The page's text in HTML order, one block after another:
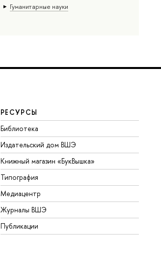
Гуманитарные науки
РЕСУРСЫ
Библиотека
Издательский дом ВШЭ
Книжный магазин «БукВышка»
Типография
Медиацентр
Журналы ВШЭ
Публикации